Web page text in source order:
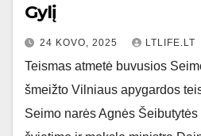
Gylį
24 KOVO, 2025 LTLIFE.LT
Teismas atmetė buvusios
šmeižto Vilniaus apygardos
Seimo narės Agnės